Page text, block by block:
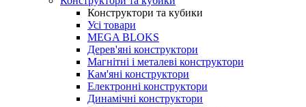
Конструктори та кубики
Усі товари
MEGA BLOKS
Дерев'яні конструктори
Магнітні і металеві конструктори
Кам'яні конструктори
Електронні конструктори
Динамічні конструктори